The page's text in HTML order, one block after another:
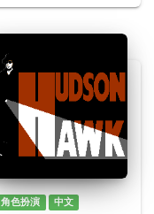
角色扮演 中文